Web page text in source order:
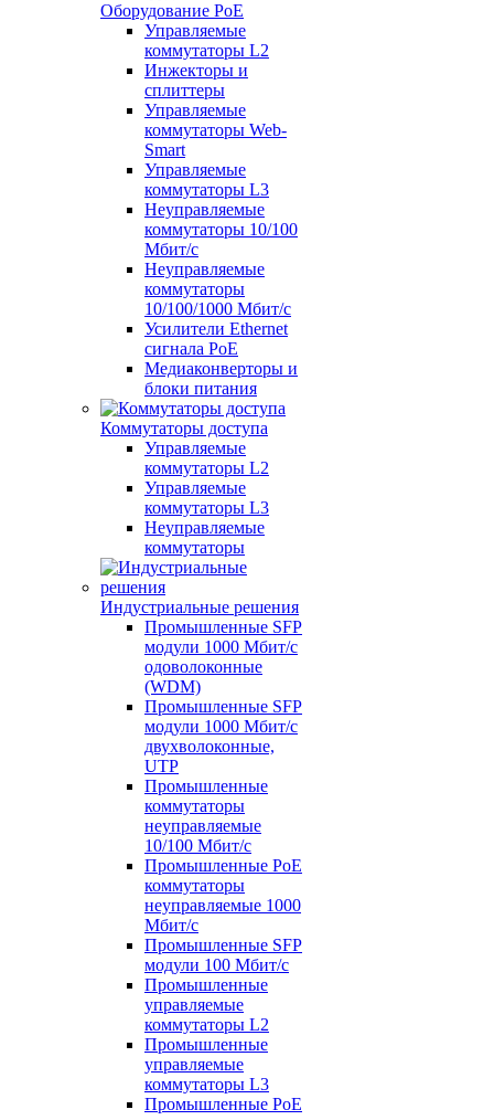
Оборудование PoE
Управляемые
коммутаторы L2
Инжекторы и
сплиттеры
Управляемые
коммутаторы Web-
Smart
Управляемые
коммутаторы L3
Неуправляемые
коммутаторы 10/100
Мбит/с
Неуправляемые
коммутаторы
10/100/1000 Мбит/с
Усилители Ethernet
сигнала PoE
Медиаконверторы и
блоки питания
Коммутаторы доступа
Управляемые
коммутаторы L2
Управляемые
коммутаторы L3
Неуправляемые
коммутаторы
Индустриальные решения
Промышленные SFP
модули 1000 Мбит/c
одоволоконные
(WDM)
Промышленные SFP
модули 1000 Мбит/c
двухволоконные,
UTP
Промышленные
коммутаторы
неуправляемые
10/100 Мбит/с
Промышленные PoE
коммутаторы
неуправляемые 1000
Мбит/с
Промышленные SFP
модули 100 Мбит/c
Промышленные
управляемые
коммутаторы L2
Промышленные
управляемые
коммутаторы L3
Промышленные PoE